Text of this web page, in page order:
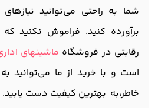
شما به راحتی می‌توانید
برآورده کنید. فراموش نکنید
رقابتی در فروشگاه ماشینهای
است و با خرید از ما می‌توانید
خاطر،به بهترین کیفیت دست یابید.